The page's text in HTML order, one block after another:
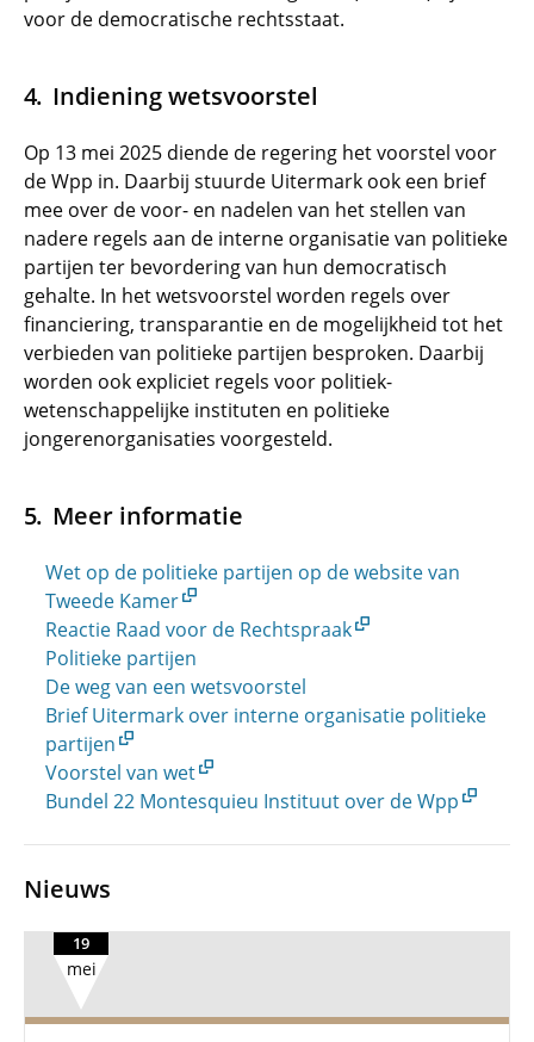
voor de democratische rechtsstaat.
Indiening wetsvoorstel
Op 13 mei 2025 diende de regering het voorstel voor
de Wpp in. Daarbij stuurde Uitermark ook een brief
mee over de voor- en nadelen van het stellen van
nadere regels aan de interne organisatie van politieke
partijen ter bevordering van hun democratisch
gehalte. In het wetsvoorstel worden regels over
financiering, transparantie en de mogelijkheid tot het
verbieden van politieke partijen besproken. Daarbij
worden ook expliciet regels voor politiek-
wetenschappelijke instituten en politieke
jongerenorganisaties voorgesteld.
Meer informatie
Wet op de politieke partijen op de website van
Tweede Kamer
Reactie Raad voor de Rechtspraak
Politieke partijen
De weg van een wetsvoorstel
Brief Uitermark over interne organisatie politieke
partijen
Voorstel van wet
Bundel 22 Montesquieu Instituut over de Wpp
Nieuws
19
mei